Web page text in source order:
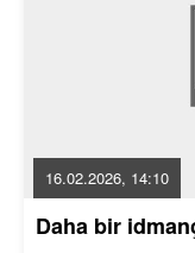
16.02.2026, 14:10
Daha bir